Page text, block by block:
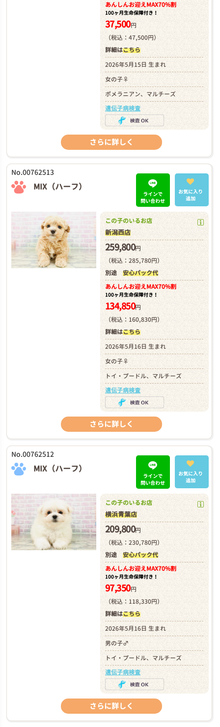
あんしんお迎えMAX70%割
100ヶ月生命保障付き！
37,500円
（税込：47,500円）
詳細はこちら
2026年5月15日 生まれ
女の子♀
ポメラニアン、マルチーズ
遺伝子病検査
さらに詳しく
No.00762513
MIX（ハーフ）
ラインで
問い合わせ
お気に入り
追加
この子のいるお店
新潟西店
259,800円
（税込：285,780円）
別途 安心パック代
あんしんお迎えMAX70%割
100ヶ月生命保障付き！
134,850円
（税込：160,830円）
詳細はこちら
2026年5月16日 生まれ
女の子♀
トイ・プードル、マルチーズ
遺伝子病検査
さらに詳しく
No.00762512
MIX（ハーフ）
ラインで
問い合わせ
お気に入り
追加
この子のいるお店
横浜青葉店
209,800円
（税込：230,780円）
別途 安心パック代
あんしんお迎えMAX70%割
100ヶ月生命保障付き！
97,350円
（税込：118,330円）
詳細はこちら
2026年5月16日 生まれ
男の子♂
トイ・プードル、マルチーズ
遺伝子病検査
さらに詳しく